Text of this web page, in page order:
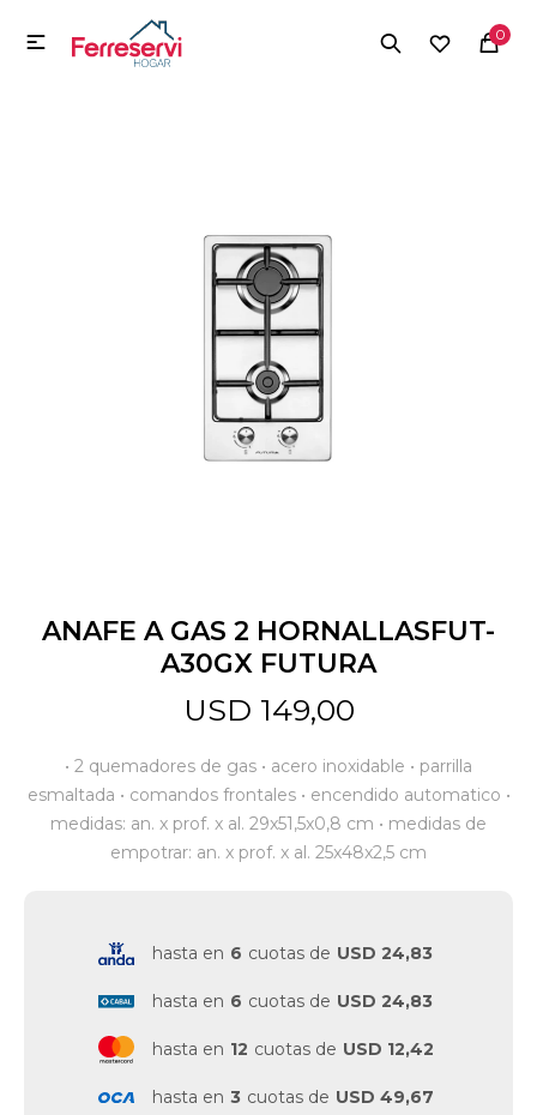
0

ANAFE A GAS 2 HORNALLASFUT-
A30GX FUTURA
USD 149,00
• 2 quemadores de gas • acero inoxidable • parrilla
esmaltada • comandos frontales • encendido automatico •
medidas: an. x prof. x al. 29x51,5x0,8 cm • medidas de
empotrar: an. x prof. x al. 25x48x2,5 cm
hasta en 6 cuotas de USD 24,83
hasta en 6 cuotas de USD 24,83
hasta en 12 cuotas de USD 12,42
hasta en 3 cuotas de USD 49,67
MI CUENTA
Electrodomésticos
Jardín y Aire Libre
Bazar
Juguetes y artículos para bebé
Gastronomía
Ferretería